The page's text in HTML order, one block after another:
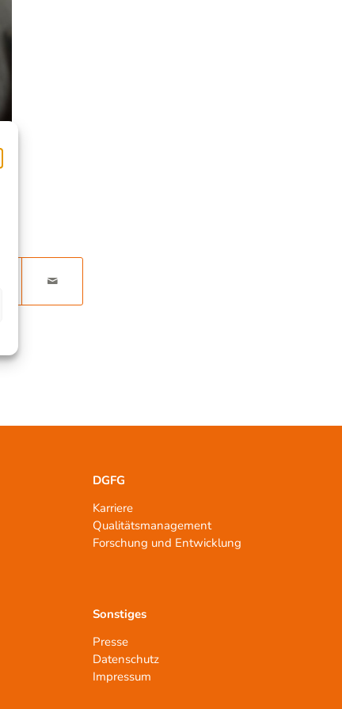
DGFG
Karriere
Qualitätsmanagement
Forschung und Entwicklung
Sonstiges
Presse
Datenschutz
Impressum